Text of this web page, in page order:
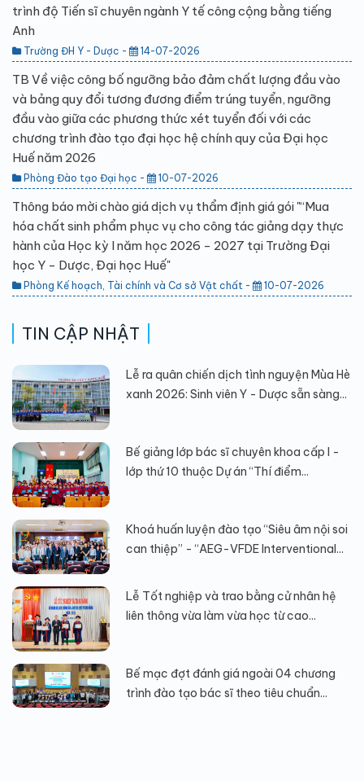
trình độ Tiến sĩ chuyên ngành Y tế công cộng bằng tiếng
Anh
Trường ĐH Y - Dược - 14-07-2026
TB Về việc công bố ngưỡng bảo đảm chất lượng đầu vào
và bảng quy đổi tương đương điểm trúng tuyển, ngưỡng
đầu vào giữa các phương thức xét tuyển đối với các
chương trình đào tạo đại học hệ chính quy của Đại học
Huế năm 2026
Phòng Đào tạo Đại học - 10-07-2026
Thông báo mời chào giá dịch vụ thẩm định giá gói "“Mua
hóa chất sinh phẩm phục vụ cho công tác giảng dạy thực
hành của Học kỳ I năm học 2026 - 2027 tại Trường Đại
học Y - Dược, Đại học Huế"
Phòng Kế hoạch, Tài chính và Cơ sở Vật chất - 10-07-2026
TIN CẬP NHẬT
Lễ ra quân chiến dịch tình nguyện Mùa Hè
xanh 2026: Sinh viên Y - Dược sẵn sàng...
Bế giảng lớp bác sĩ chuyên khoa cấp I -
lớp thứ 10 thuộc Dự án “Thí điểm...
Khoá huấn luyện đào tạo “Siêu âm nội soi
can thiệp” - “AEG-VFDE Interventional...
Lễ Tốt nghiệp và trao bằng cử nhân hệ
liên thông vừa làm vừa học từ cao...
Bế mạc đợt đánh giá ngoài 04 chương
trình đào tạo bác sĩ theo tiêu chuẩn...